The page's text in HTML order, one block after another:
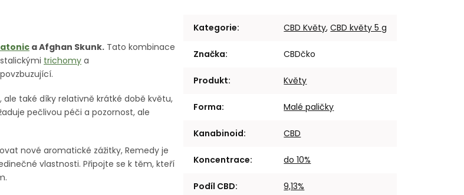
a Afghan Skunk. Tato kombinace
trichomy a
také díky relativně krátké době květu,
pečlivou péči a pozornost, ale
nové aromatické zážitky, Remedy je
vlastnosti. Připojte se k těm, kteří
Kategorie: CBD Květy,CBD květy 5 g
Značka: CBDčko
Produkt: Květy
Forma: Malé paličky
Kanabinoid: CBD
Koncentrace: do 10%
Podíl CBD: 9,13%